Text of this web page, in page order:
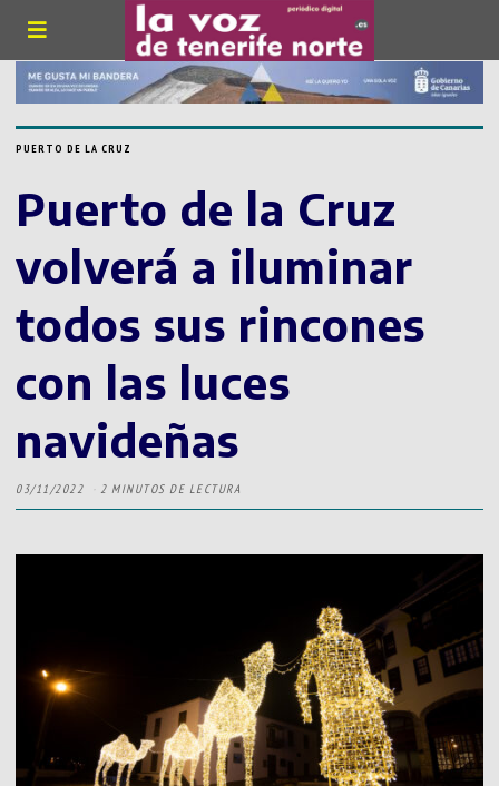
PUERTO DE LA CRUZ
Puerto de la Cruz
volverá a iluminar
todos sus rincones
con las luces
navideñas
03/11/2022 2 MINUTOS DE LECTURA